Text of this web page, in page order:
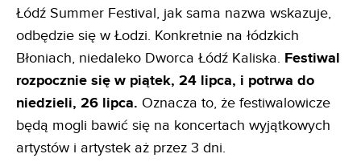
Łódź Summer Festival, jak sama nazwa wskazuje,
odbędzie się w Łodzi. Konkretnie na łódzkich
Błoniach, niedaleko Dworca Łódź Kaliska. Festiwal
rozpocznie się w piątek, 24 lipca, i potrwa do
niedzieli, 26 lipca. Oznacza to, że festiwalowicze
będą mogli bawić się na koncertach wyjątkowych
artystów i artystek aż przez 3 dni.